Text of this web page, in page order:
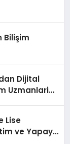
Bilişim
Dijital
Uzmanlari
Lise
ve Yapay